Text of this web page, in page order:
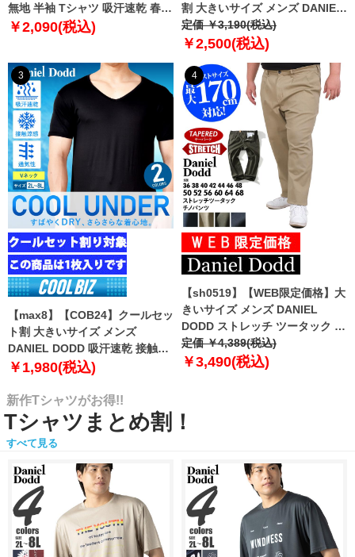
無地 半袖 Tシャツ 吸汗速乾 春夏
新作 tjt-2602dry5 【fre】
￥2,090(税込)
割 大きいサイズ メンズ DANIEL
DODD 吸汗速乾 半袖 無地 スポ
ーツ ポロシャツ azpr-009008h
定価 ￥3,190(税込)
￥2,500(税込)
3
【max8】【COB24】クールセッ
ト割 大きいサイズ メンズ
DANIEL DODD 吸汗速乾 接触涼
感 Vネック 半袖 クールアンダー
2101
￥1,980(税込)
4
【sh0519】【WEB限定価格】大
きいサイズ メンズ DANIEL
DODD ストレッチ ツータック チ
ノ パンツ チノパン テーパード
azp-210102
定価 ￥4,389(税込)
￥3,490(税込)
新作Tシャツがお得!!
Tシャツまとめ割！
すべて見る